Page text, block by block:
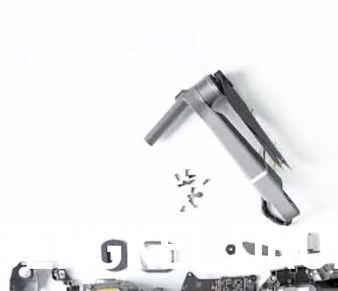
BENGKEL